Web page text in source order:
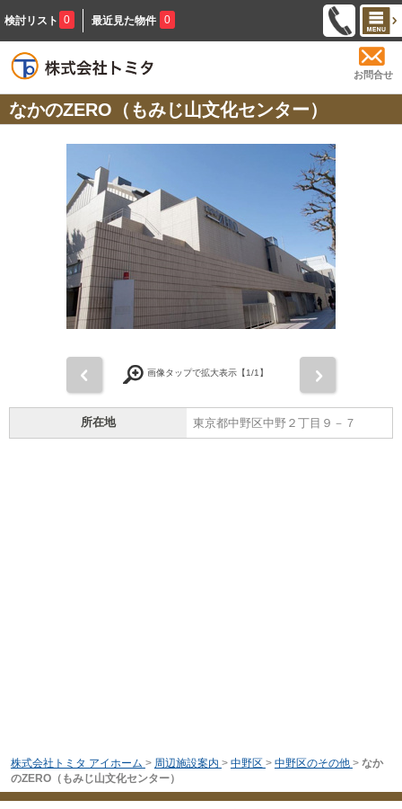
検討リスト 0 最近見た物件 0
お問合せ
なかのZERO（もみじ山文化センター）
画像タップで拡大表示【1/1】
所在地 東京都中野区中野２丁目９－７
株式会社トミタ アイホーム > 周辺施設案内 > 中野区 > 中野区のその他 > なか
のZERO（もみじ山文化センター）